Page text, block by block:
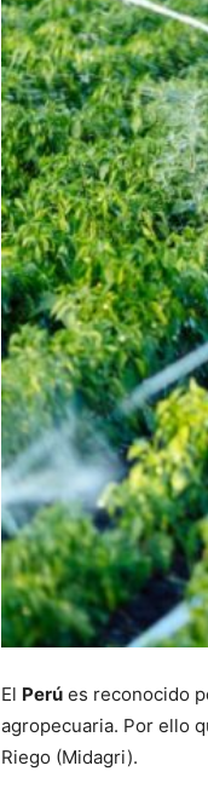
El Perú es reconocido
agropecuaria. Por ello
Riego (Midagri).